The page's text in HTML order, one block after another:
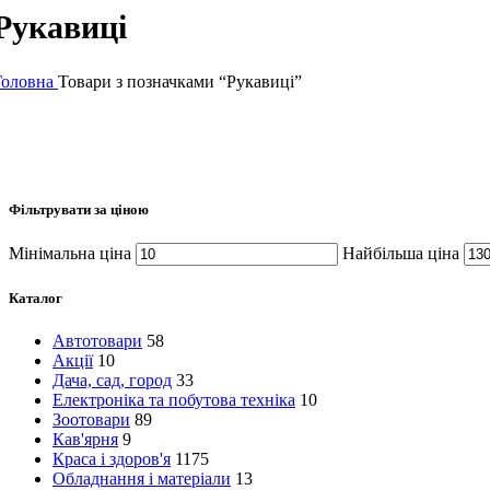
Товари з позначками “Рукавиці”
Фільтрувати за ціною
Мінімальна ціна Найбільша ціна
Каталог
Автотовари 58
Акції 10
Дача, сад, город 33
Електроніка та побутова техніка 10
Зоотовари 89
Кав'ярня 9
Краса і здоров'я 1175
Обладнання і матеріали 13